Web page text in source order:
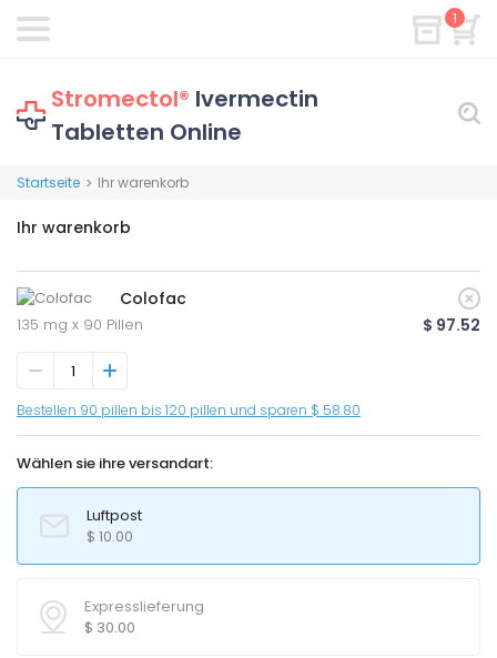
1
Stromectol® Ivermectin
Tabletten Online
Startseite > Ihr warenkorb
Ihr warenkorb
Colofac
135 mg x 90 Pillen $ 97.52
Bestellen 90 pillen bis 120 pillen und sparen $ 58.80
Wählen sie ihre versandart:
Luftpost
$ 10.00
Expresslieferung
$ 30.00